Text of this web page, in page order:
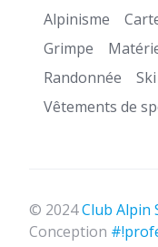
Alpinisme
Grimpe
Randonnée
Vêtements de
© 2024Club Alpin
Conception